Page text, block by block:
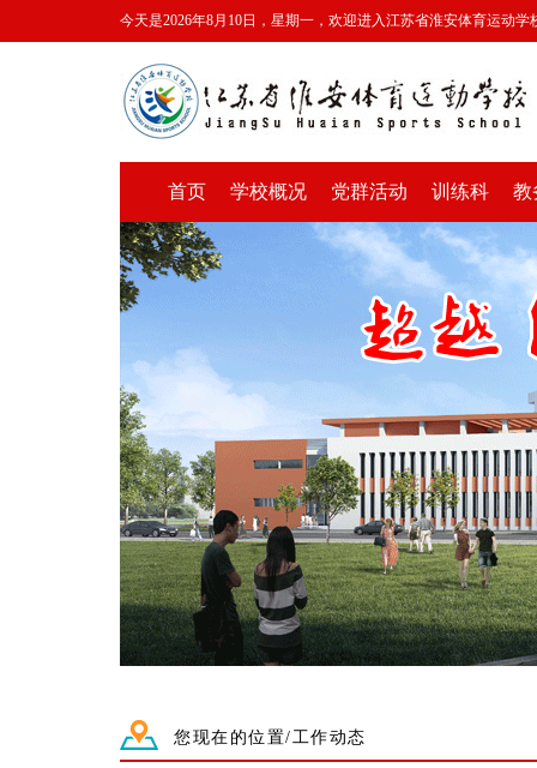
今天是2026年8月10日，星期一，欢迎进入江苏省淮安体育运动学
首页 学校概况 党群活动 训练科 教
您现在的位置/工作动态